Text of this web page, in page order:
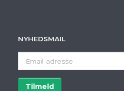
NYHEDSMAIL
adresse
Tilmeld